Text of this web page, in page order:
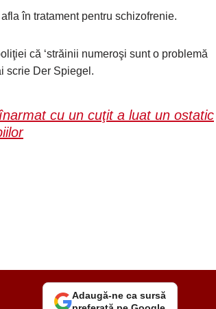
în tratament pentru schizofrenie.
că ‘străinii numeroşi sunt o problemă
scrie Der Spiegel.
cu un cuţit a luat un ostatic
Adaugă-ne ca sursă